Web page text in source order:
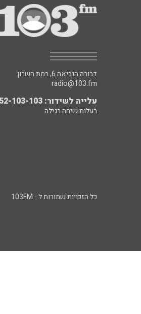
דבורה הנביאה 6, רמת השרון
radio@103.fm
עלייה לשידור: 0552-103-103
בעלות שיחה רגילה
כל הזכויות שמורות ל - 103FM